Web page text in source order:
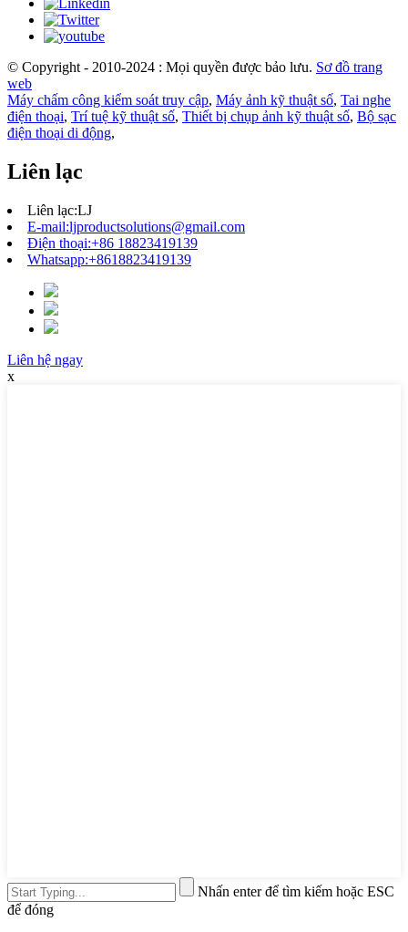
© Copyright - 2010-2024 : Mọi quyền được bảo lưu. Sơ đồ trang
web
Máy chấm công kiểm soát truy cập, Máy ảnh kỹ thuật số, Tai nghe
điện thoại, Trí tuệ kỹ thuật số, Thiết bị chụp ảnh kỹ thuật số, Bộ sạc
điện thoại di động,
Liên lạc
Liên lạc:LJ
E-mail:ljproductsolutions@gmail.com
Điện thoại:+86 18823419139
Whatsapp:+8618823419139
Liên hệ ngay
x
Nhấn enter để tìm kiếm hoặc ESC
để đóng